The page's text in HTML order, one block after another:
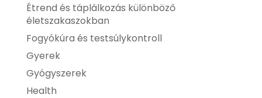
Étrend és táplálkozás különböző
életszakaszokban
Fogyókúra és testsúlykontroll
Gyerek
Gyógyszerek
Health